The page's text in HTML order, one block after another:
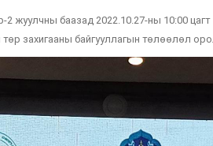
жуулчны баазад 2022.10.27-ны 10:00
захигааны байгууллагын төлөөлөл